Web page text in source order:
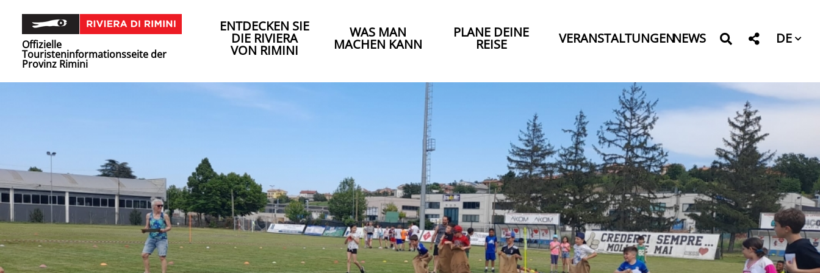
Offizielle
Touristeninformationsseite der
Provinz Rimini
ENTDECKEN SIE
DIE RIVIERA
VON RIMINI
WAS MAN
MACHEN KANN
PLANE DEINE
REISE VERANSTALTUNGENNEWS DE